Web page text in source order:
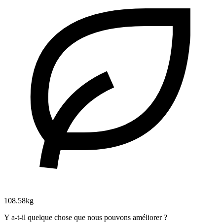
108.58kg
Y a-t-il quelque chose que nous pouvons améliorer ?